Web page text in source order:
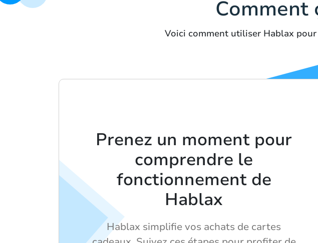
Comment
Voici comment utiliser Hablax
Prenez un moment pour
comprendre le
fonctionnement de
Hablax
Hablax simplifie vos achats de cartes